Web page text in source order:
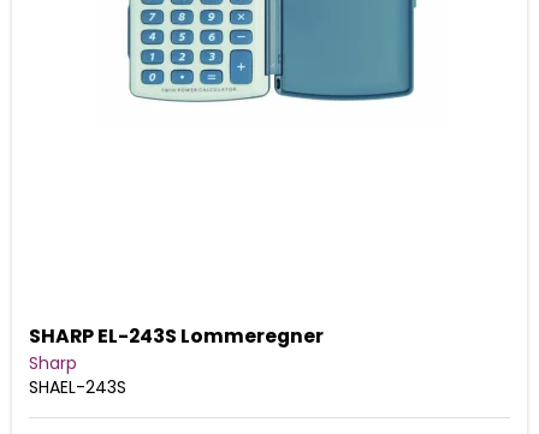
SHARP EL-243S Lommeregner
Sharp
SHAEL-243S